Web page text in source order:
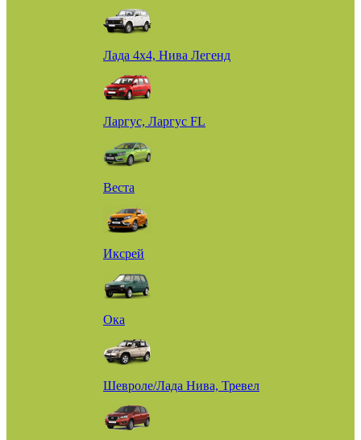
Лада 4х4, Нива Легенд
Ларгус, Ларгус FL
Веста
Иксрей
Ока
Шевроле/Лада Нива, Тревел